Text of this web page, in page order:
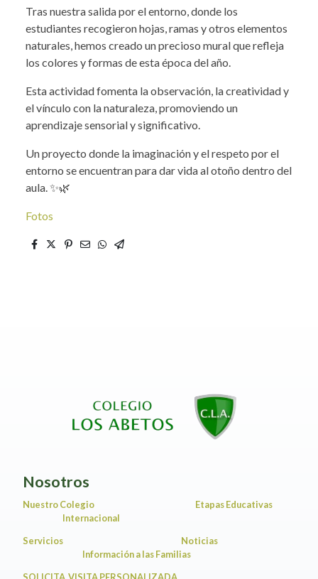
Tras nuestra salida por el entorno, donde los
estudiantes recogieron hojas, ramas y otros elementos
naturales, hemos creado un precioso mural que refleja
los colores y formas de esta época del año.
Esta actividad fomenta la observación, la creatividad y
el vínculo con la naturaleza, promoviendo un
aprendizaje sensorial y significativo.
Un proyecto donde la imaginación y el respeto por el
entorno se encuentran para dar vida al otoño dentro del
aula. ✨🌿
Fotos
Nosotros
Nuestro Colegio
Etapas Educativas
Internacional
Servicios
Noticias
Información a las Familias